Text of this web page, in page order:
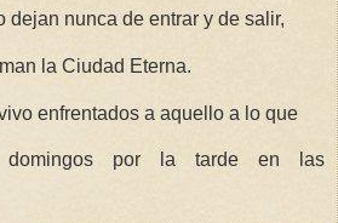
dejan nunca de entrar y de salir,
la Ciudad Eterna.
enfrentados a aquello a lo que
domingos por la tarde en las